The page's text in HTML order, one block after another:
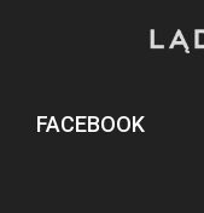
FACEBOOK